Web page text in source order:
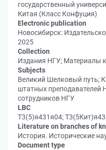
государственный
Китая (Класс Конфуция)
Electronic publication
Новосибирск:
2025
Collection
Издания НГУ; Материалы
Subjects
Великий Шелковый путь;
штатных преподавателей
сотрудников НГУ
LBC
Т3(5)я431я04;
Literature on branches of
История. Исторические
Document type